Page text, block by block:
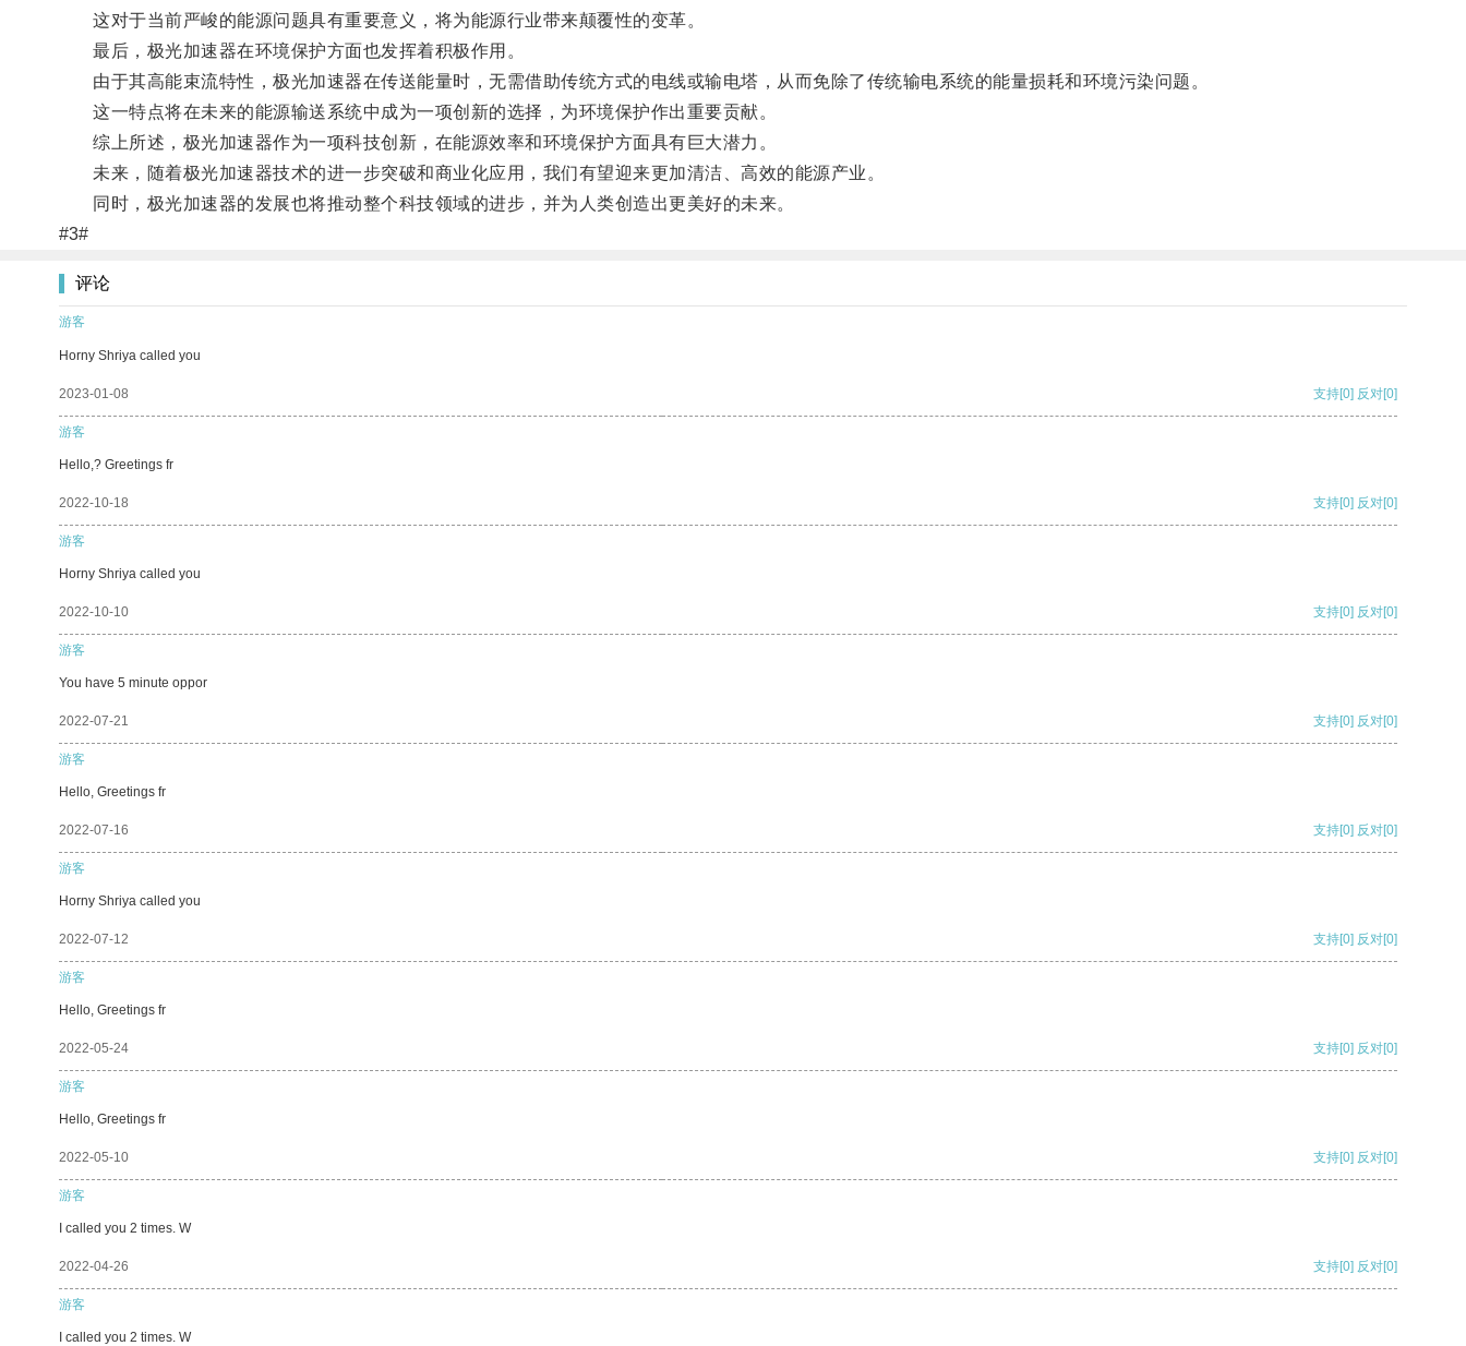
这对于当前严峻的能源问题具有重要意义，将为能源行业带来颠覆性的变革。
最后，极光加速器在环境保护方面也发挥着积极作用。
由于其高能束流特性，极光加速器在传送能量时，无需借助传统方式的电线或输电塔，从而免除了传统输电系统的能量损耗和环境污染问题。
这一特点将在未来的能源输送系统中成为一项创新的选择，为环境保护作出重要贡献。
综上所述，极光加速器作为一项科技创新，在能源效率和环境保护方面具有巨大潜力。
未来，随着极光加速器技术的进一步突破和商业化应用，我们有望迎来更加清洁、高效的能源产业。
同时，极光加速器的发展也将推动整个科技领域的进步，并为人类创造出更美好的未来。
#3#
评论
游客
Horny Shriya called you
2023-01-08 支持[0] 反对[0]
游客
Hello,? Greetings fr
2022-10-18 支持[0] 反对[0]
游客
Horny Shriya called you
2022-10-10 支持[0] 反对[0]
游客
You have 5 minute oppor
2022-07-21 支持[0] 反对[0]
游客
Hello, Greetings fr
2022-07-16 支持[0] 反对[0]
游客
Horny Shriya called you
2022-07-12 支持[0] 反对[0]
游客
Hello, Greetings fr
2022-05-24 支持[0] 反对[0]
游客
Hello, Greetings fr
2022-05-10 支持[0] 反对[0]
游客
I called you 2 times. W
2022-04-26 支持[0] 反对[0]
游客
I called you 2 times. W